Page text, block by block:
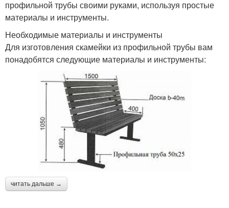
профильной трубы своими руками, используя простые
материалы и инструменты.
Необходимые материалы и инструменты
Для изготовления скамейки из профильной трубы вам
понадобятся следующие материалы и инструменты:
читать дальше →